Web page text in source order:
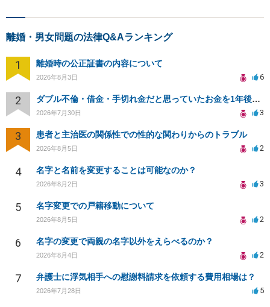
離婚・男女問題の法律Q&Aランキング
1 離婚時の公正証書の内容について
2026年8月3日 6
2 ダブル不倫・借金・手切れ金だと思っていたお金を1年後いまさら脅迫罪として通知書が来てまとめて請求
2026年7月30日 3
3 患者と主治医の関係性での性的な関わりからのトラブル
2026年8月5日 2
4 名字と名前を変更することは可能なのか？
2026年8月2日 3
5 名字変更での戸籍移動について
2026年8月5日 2
6 名字の変更で両親の名字以外をえらべるのか？
2026年8月4日 2
7 弁護士に浮気相手への慰謝料請求を依頼する費用相場は？
2026年7月28日 5